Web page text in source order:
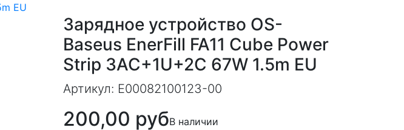
EU
Зарядное устройство OS-
Baseus EnerFill FA11 Cube Power
Strip 3AC+1U+2C 67W 1.5m EU
Артикул: E00082100123-00
200,00 рубВ наличии